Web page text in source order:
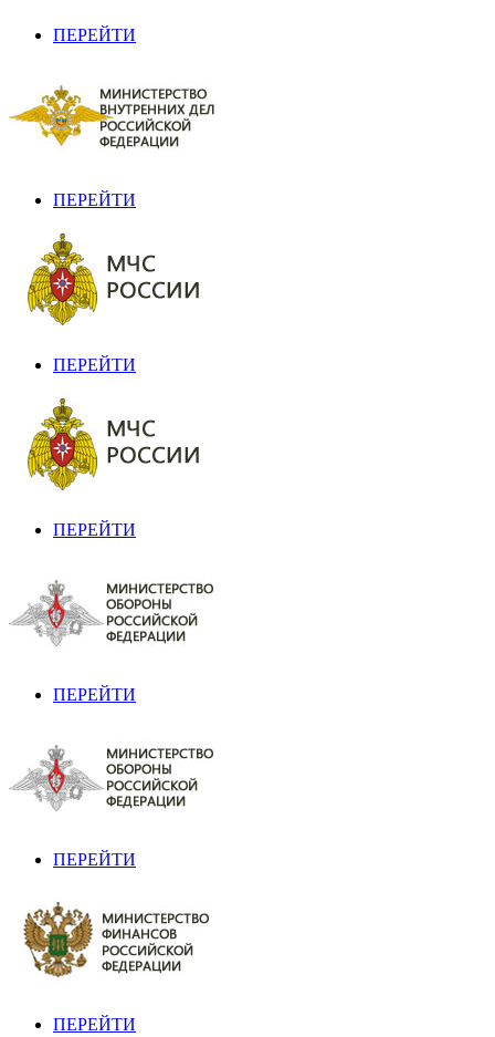
ПЕРЕЙТИ
ПЕРЕЙТИ
ПЕРЕЙТИ
ПЕРЕЙТИ
ПЕРЕЙТИ
ПЕРЕЙТИ
ПЕРЕЙТИ